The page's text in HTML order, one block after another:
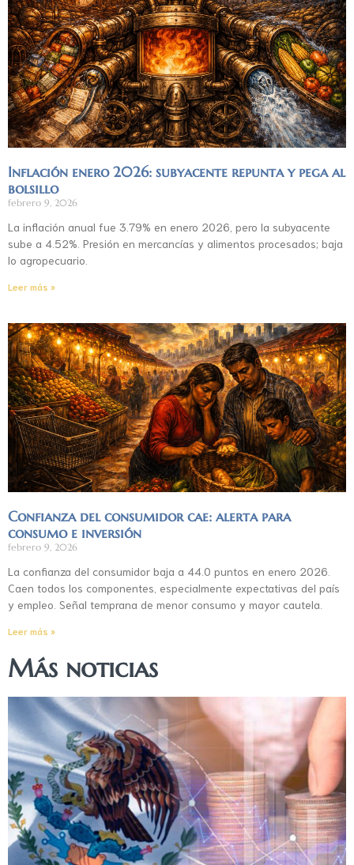
Inflación enero 2026: subyacente repunta y pega al
bolsillo
febrero 9, 2026
La inflación anual fue 3.79% en enero 2026, pero la subyacente
sube a 4.52%. Presión en mercancías y alimentos procesados; baja
lo agropecuario.
Leer más »
Confianza del consumidor cae: alerta para
consumo e inversión
febrero 9, 2026
La confianza del consumidor baja a 44.0 puntos en enero 2026.
Caen todos los componentes, especialmente expectativas del país
y empleo. Señal temprana de menor consumo y mayor cautela.
Leer más »
Más noticias